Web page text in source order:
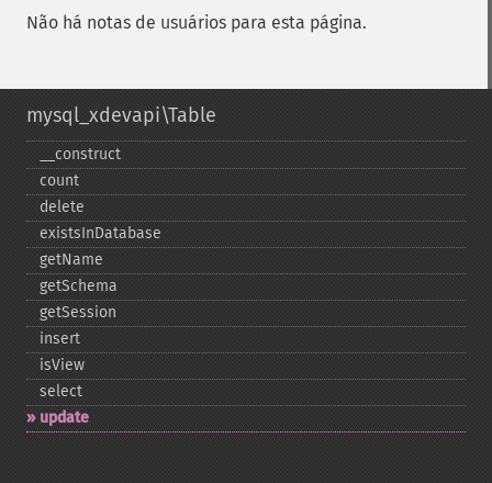
Não há notas de usuários para esta página.
mysql_xdevapi\Table
_​_​construct
count
delete
existsInDatabase
getName
getSchema
getSession
insert
isView
select
update